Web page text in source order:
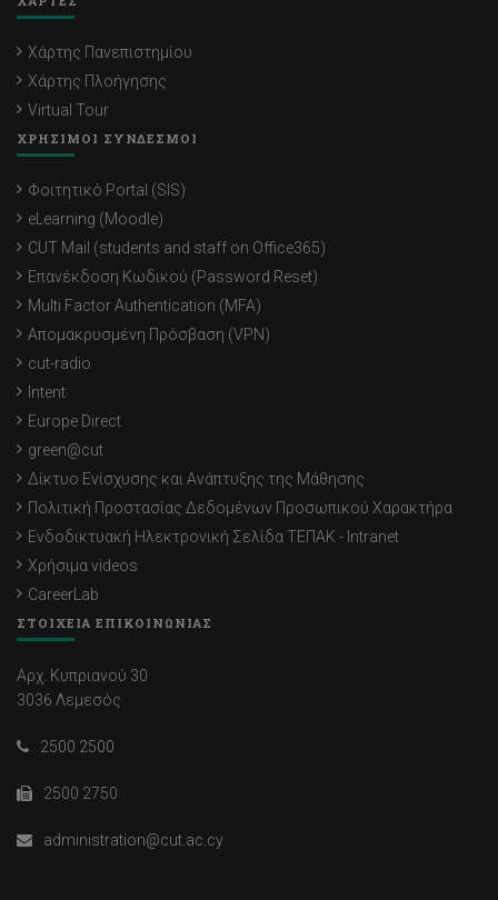
Χάρτης Πανεπιστημίου
Χάρτης Πλοήγησης
Virtual Tour
ΧΡΗΣΙΜΟΙ ΣΥΝΔΕΣΜΟΙ
Φοιτητικό Portal (SIS)
eLearning (Moodle)
CUT Mail (students and staff on Office365)
Επανέκδοση Κωδικού (Password Reset)
Multi Factor Authentication (MFA)
Απομακρυσμένη Πρόσβαση (VPN)
cut-radio
Intent
Europe Direct
green@cut
Δίκτυο Ενίσχυσης και Ανάπτυξης της Μάθησης
Πολιτική Προστασίας Δεδομένων Προσωπικού Χαρακτήρα
Ενδοδικτυακή Ηλεκτρονική Σελίδα ΤΕΠΑΚ - Intranet
Χρήσιμα videos
CareerLab
ΣΤΟΙΧΕΙΑ ΕΠΙΚΟΙΝΩΝΙΑΣ
Αρχ. Κυπριανού 30
3036 Λεμεσός
2500 2500
2500 2750
administration@cut.ac.cy